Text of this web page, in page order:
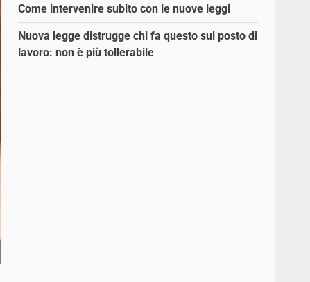
Come intervenire subito con le nuove leggi
Nuova legge distrugge chi fa questo sul posto di
lavoro: non è più tollerabile